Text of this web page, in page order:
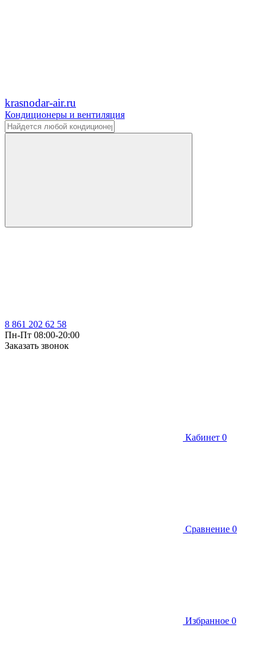
krasnodar-air.ru
Кондиционеры и вентиляция
8 861 202 62 58
Пн-Пт 08:00-20:00
Заказать звонок
Кабинет 0
Сравнение 0
Избранное 0